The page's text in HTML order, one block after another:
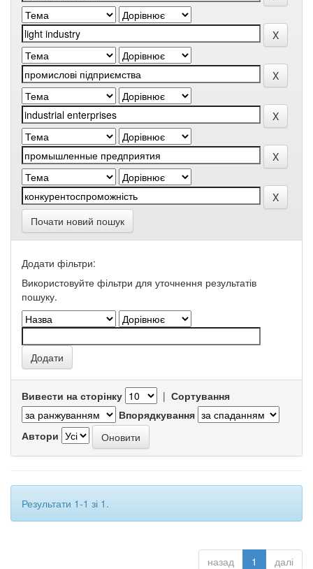
Почати новий пошук
Додати фільтри:
Використовуйте фільтри для уточнення результатів
пошуку.
Вивести на сторінку | Сортування
Впорядкування
Автори
Результати 1-1 зі 1.
назад 1 далі